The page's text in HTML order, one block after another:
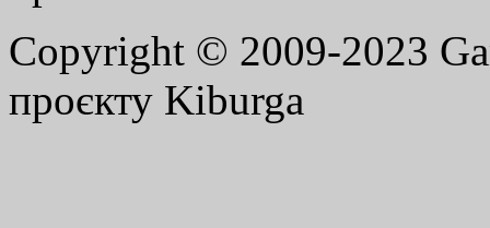
Copyright © 2009-2023
проєкту Kiburga